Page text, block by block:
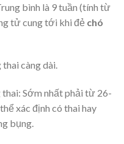
bình là 9 tuần (tính từ
tử cung tới khi đẻ chó
càng dài.
Sớm nhất phải từ 26-
xác định có thai hay
bụng.